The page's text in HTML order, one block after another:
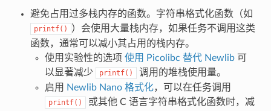
避免占用过多栈内存的函数。字符串格式化函数（如
printf()
）会使用大量栈内存，如果任务不调用这类
函数，通常可以减小其占用的栈内存。
使用实验性的选项 使用 Picolibc 替代 Newlib可
以显著减少
printf()
调用的堆栈使用量。
启用 Newlib Nano 格式化，可以在任务调用
printf()
或其他 C 语言字符串格式化函数时，减